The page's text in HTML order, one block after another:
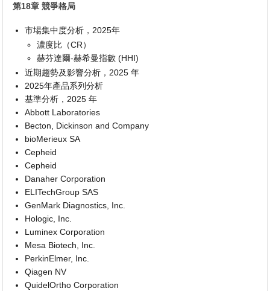
第18章 競爭格局
市場集中度分析，2025年
濃度比（CR）
赫芬達爾-赫希曼指數 (HHI)
近期趨勢及影響分析，2025 年
2025年產品系列分析
基準分析，2025 年
Abbott Laboratories
Becton, Dickinson and Company
bioMerieux SA
Cepheid
Cepheid
Danaher Corporation
ELITechGroup SAS
GenMark Diagnostics, Inc.
Hologic, Inc.
Luminex Corporation
Mesa Biotech, Inc.
PerkinElmer, Inc.
Qiagen NV
QuidelOrtho Corporation